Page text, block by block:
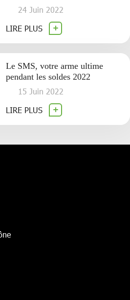
24 Juin 2022
LIRE PLUS
Le SMS, votre arme ultime
pendant les soldes 2022
15 Juin 2022
LIRE PLUS